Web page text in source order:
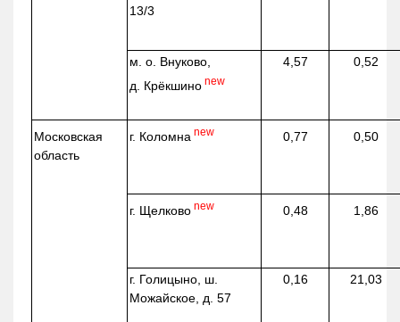
13/3
м. о. Внуково,
д. Крёкшино new
4,57 0,52
Московская
область
г. Коломна new 0,77 0,50
г. Щелково new 0,48 1,86
г. Голицыно, ш.
Можайское, д. 57
0,16 21,03